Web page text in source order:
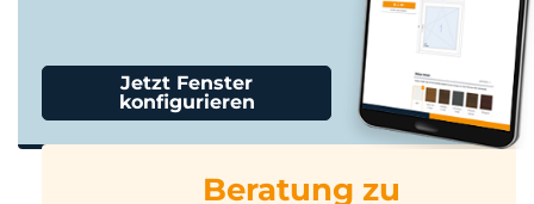
Jetzt Fenster
konfigurieren
Beratung zu